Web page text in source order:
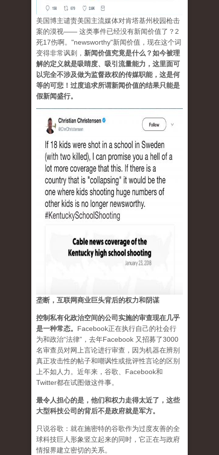
美国博主谴责美国主流媒体对肯塔基州校园枪击
案的漠视—— 这类事件已经没有新闻价值了？2
死17伤啊。"newsworthy"新闻价值，现在这个词
变得非常讽刺， 新闻价值究竟是什么？如今被理
解的定义就是吸睛度、吸引流量能力，这里面可
以完全不涉及做为监督政权的传媒职能，这是何
等的可悲！过度追求所谓新闻价值的结果只能是
假新闻盛行。
垄断，互联网商业巨头背后的权力和阴谋
控制私有化政治空间的公司实施的审查现在几乎
是一种常态。 Facebook正在执行自己的社会行
为和政治“法律”，去年Facebook 又招募了3000
名审查员对网上言论进行审查，因为机器在辨别
真正攻击性的帖子和嘲讽性或批评性言论的区别
上不如人力。近年来，谷歌、Facebook和
Twitter都在试图做这件事。
最令人担心的是，他们和权力走得太近了，这些
大型科技公司的背后不是政府就是军方。
只说谷歌：就在施密特的谷歌作为过度友善的全
球科技巨人形象竖立起来的同时，它正在与政府
情报界建立密切的关系。